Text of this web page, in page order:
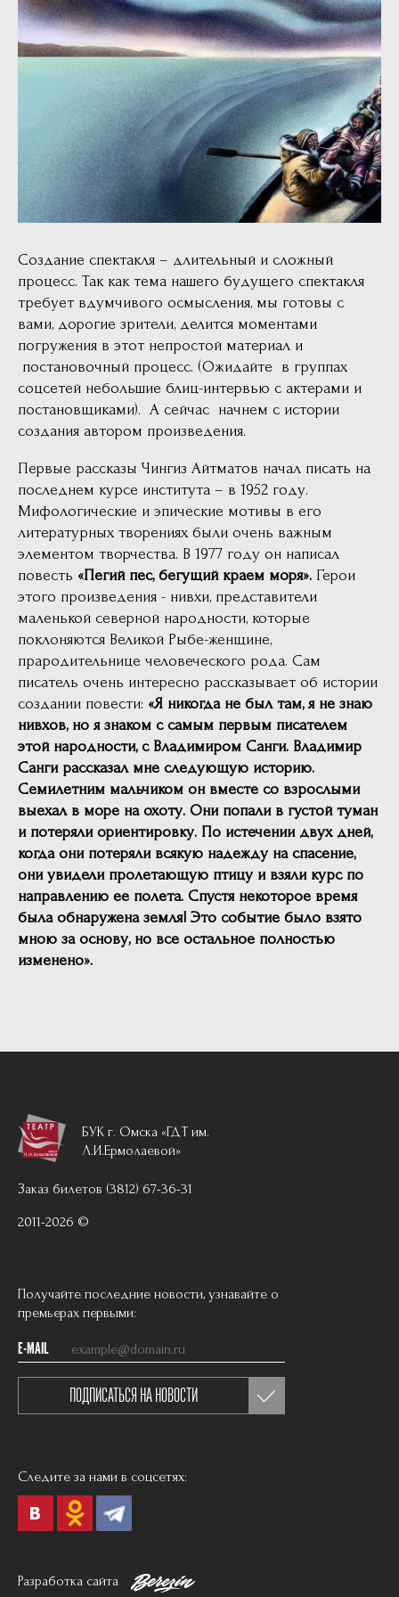
Создание спектакля – длительный и сложный
процесс. Так как тема нашего будущего спектакля
требует вдумчивого осмысления, мы готовы с
вами, дорогие зрители, делится моментами
погружения в этот непростой материал и
постановочный процесс. (Ожидайте в группах
соцсетей небольшие блиц-интервью с актерами и
постановщиками). А сейчас начнем с истории
создания автором произведения.
Первые рассказы Чингиз Айтматов начал писать на
последнем курсе института – в 1952 году.
Мифологические и эпические мотивы в его
литературных творениях были очень важным
элементом творчества. В 1977 году он написал
повесть «Пегий пес, бегущий краем моря». Герои
этого произведения - нивхи, представители
маленькой северной народности, которые
поклоняются Великой Рыбе-женщине,
прародительнице человеческого рода. Сам
писатель очень интересно рассказывает об истории
создании повести: «Я никогда не был там, я не знаю
нивхов, но я знаком с самым первым писателем
этой народности, с Владимиром Санги. Владимир
Санги рассказал мне следующую историю.
Семилетним мальчиком он вместе со взрослыми
выехал в море на охоту. Они попали в густой туман
и потеряли ориентировку. По истечении двух дней,
когда они потеряли всякую надежду на спасение,
они увидели пролетающую птицу и взяли курс по
направлению ее полета. Спустя некоторое время
была обнаружена земля! Это событие было взято
мною за основу, но все остальное полностью
изменено».
БУК г. Омска «ГДТ им.
Л.И.Ермолаевой»
Заказ билетов (3812) 67-36-31
2011-2026 ©
Получайте последние новости, узнавайте о
премьерах первыми:
E-MAIL
ПОДПИСАТЬСЯ НА НОВОСТИ
Следите за нами в соцсетях:
Разработка сайта